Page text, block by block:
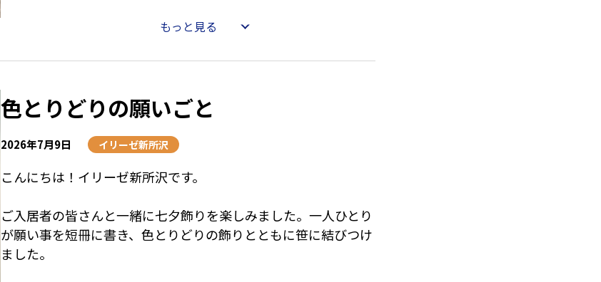
もっと見る
色とりどりの願いごと
2026年7月9日 イリーゼ新所沢
こんにちは！イリーゼ新所沢です。
ご入居者の皆さんと一緒に七夕飾りを楽しみました。一人ひとり
が願い事を短冊に書き、色とりどりの飾りとともに笹に結びつけ
ました。